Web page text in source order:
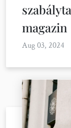
magazin
Aug 03, 2024